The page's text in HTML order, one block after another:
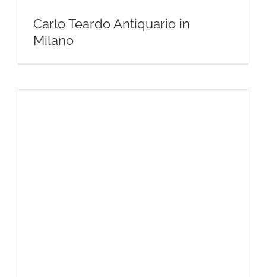
Carlo Teardo Antiquario in
Milano